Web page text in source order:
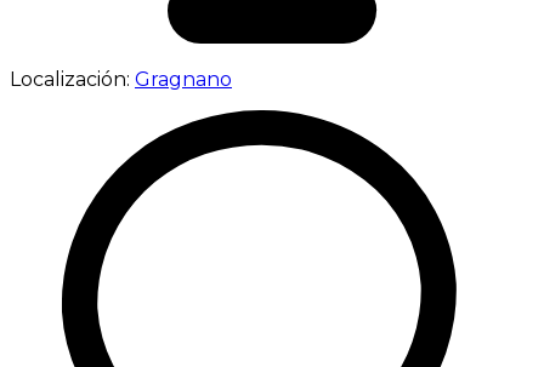
Localización: Gragnano